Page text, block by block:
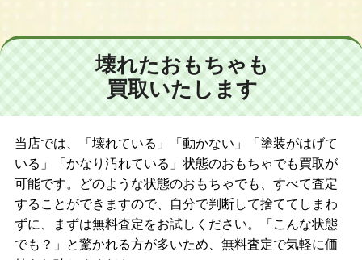
壊れたおもちゃも
買取いたします
当店では、「壊れている」「動かない」「塗装がはげて
いる」「かなり汚れている」状態のおもちゃでも買取が
可能です。どのような状態のおもちゃでも、すべて査定
することができますので、自分で判断して捨ててしまわ
ずに、まずは無料査定をお試しください。「こんな状態
でも？」と驚かれる方が多いため、無料査定で気軽に価